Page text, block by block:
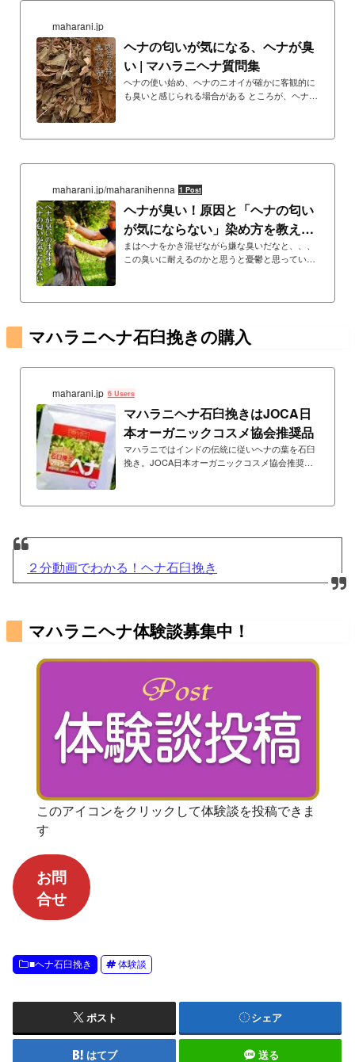
maharani.jp
ヘナの匂いが気になる、ヘナが臭
い | マハラニヘナ質問集
ヘナの使い始め、ヘナのニオイが確かに客観的に
も臭いと感じられる場合がある ところが、ヘナを
maharani.jp/maharanihenna 1 Post
ヘナが臭い！原因と「ヘナの匂い
が気にならない」染め方を教えま
す
まはヘナをかき混ぜながら嫌な臭いだなと、、、
この臭いに耐えるのかと思うと憂鬱と思っている
に臭いヘナがある！それは雑菌が繁殖しているヘ
ナ！臭いヘナはあります。ヘナが古くなって鮮度
臭いが出てきます。ヘナの菌の繁殖度合いにより
ナという植物の...
マハラニヘナ石臼挽きの購入
maharani.jp 6 Users
マハラニヘナ石臼挽きはJOCA日
本オーガニックコスメ協会推奨品
マハラニではインドの伝統に従いヘナの葉を石臼
挽き。JOCA日本オーガニックコスメ協会推奨
２分動画でわかる！ヘナ石臼挽き
マハラニヘナ体験談募集中！
このアイコンをクリックして体験談を投稿できま
す
お問
合せ
■ヘナ石臼挽き 体験談
ポスト シェア
はてブ 送る